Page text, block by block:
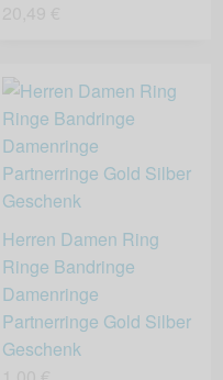
Herren Damen Ring
Ringe Bandringe
Damenringe
Partnerringe Gold Silber
Geschenk